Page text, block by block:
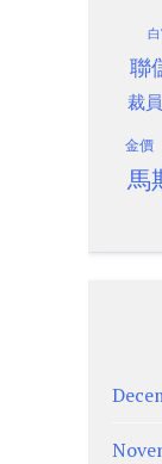
聯
裁員
金價
馬